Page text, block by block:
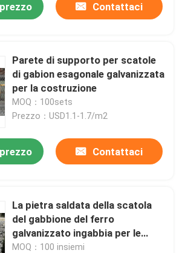
Contattaci
Parete di supporto per scatole
di gabion esagonale galvanizzata
per la costruzione
MOQ：100sets
Prezzo：USD1.1-1.7/m2
Contattaci
La pietra saldata della scatola
del gabbione del ferro
galvanizzato ingabbia per le
pareti del giardino
MOQ：100 insiemi